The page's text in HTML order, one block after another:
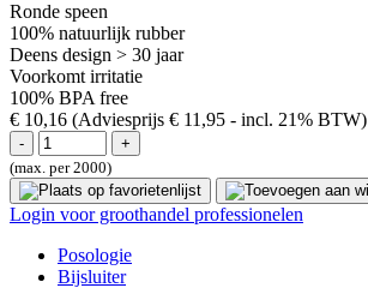
Ronde speen
100% natuurlijk rubber
Deens design > 30 jaar
Voorkomt irritatie
100% BPA free
€ 10,16 (Adviesprijs € 11,95 - incl. 21% BTW)
(max. per 2000)
Login voor groothandel professionelen
Posologie
Bijsluiter